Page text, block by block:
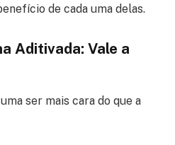
de cada uma delas.
Aditivada: Vale a
ser mais cara do que a